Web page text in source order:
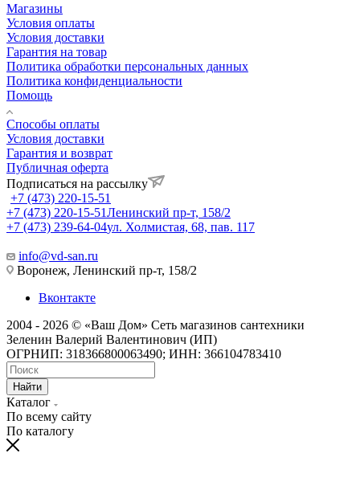
Магазины
Условия оплаты
Условия доставки
Гарантия на товар
Политика обработки персональных данных
Политика конфиденциальности
Помощь
Способы оплаты
Условия доставки
Гарантия и возврат
Публичная оферта
Подписаться на рассылку
+7 (473) 220-15-51
+7 (473) 220-15-51Ленинский пр-т, 158/2
+7 (473) 239-64-04ул. Холмистая, 68, пав. 117
info@vd-san.ru
Воронеж, Ленинский пр-т, 158/2
Вконтакте
2004 - 2026 © «Ваш Дом» Сеть магазинов сантехники
Зеленин Валерий Валентинович (ИП)
ОГРНИП: 318366800063490; ИНН: 366104783410
Найти
Каталог
По всему сайту
По каталогу